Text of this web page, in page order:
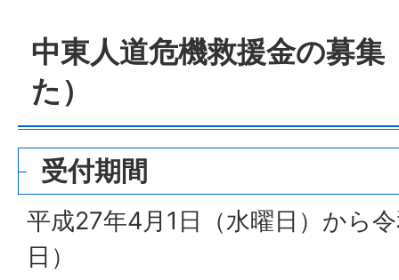
中東人道危機救援金の募集
た）
受付期間
平成27年4月1日（水曜日）から
日）